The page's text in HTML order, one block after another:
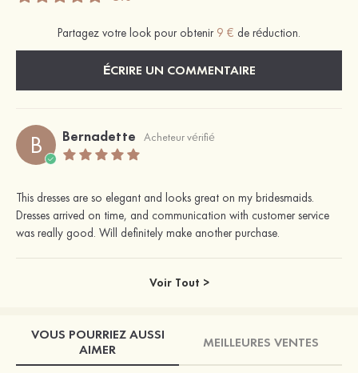
Partagez votre look pour obtenir 9 € de réduction.
ÉCRIRE UN COMMENTAIRE
B Bernadette Acheteur vérifié
This dresses are so elegant and looks great on my bridesmaids.
Dresses arrived on time, and communication with customer service
was really good. Will definitely make another purchase.
Voir Tout >
VOUS POURRIEZ AUSSI
AIMER
MEILLEURES VENTES